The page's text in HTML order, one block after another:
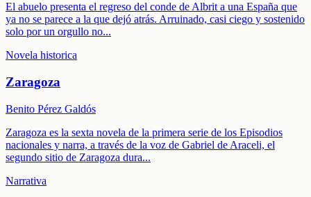
El abuelo presenta el regreso del conde de Albrit a una España que
ya no se parece a la que dejó atrás. Arruinado, casi ciego y sostenido
solo por un orgullo no...
Novela historica
Zaragoza
Benito Pérez Galdós
Zaragoza es la sexta novela de la primera serie de los Episodios
nacionales y narra, a través de la voz de Gabriel de Araceli, el
segundo sitio de Zaragoza dura...
Narrativa